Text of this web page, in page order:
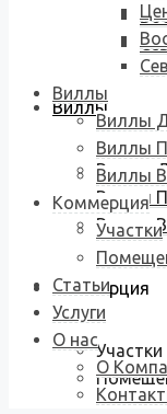
Виллы
Виллы
Виллы
Виллы
Коммерция
Участки
Виллы
Виллы
Виллы
Виллы
Коммерция
Участки
Статьи
Услуги
О нас
О